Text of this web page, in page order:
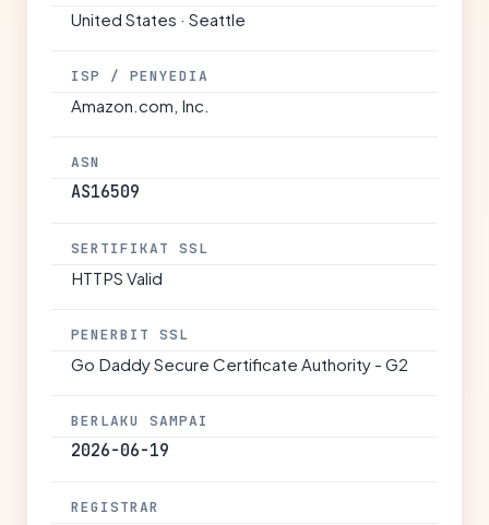
United States · Seattle
ISP / PENYEDIA
Amazon.com, Inc.
ASN
AS16509
SERTIFIKAT SSL
HTTPS Valid
PENERBIT SSL
Go Daddy Secure Certificate Authority - G2
BERLAKU SAMPAI
2026-06-19
REGISTRAR